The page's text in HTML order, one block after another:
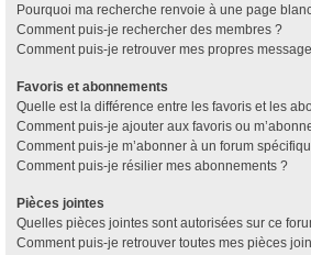
Pourquoi ma recherche renvoie à une page
Comment puis-je rechercher des membres ?
Comment puis-je retrouver mes propres
Favoris et abonnements
Quelle est la différence entre les favoris et les
Comment puis-je ajouter aux favoris ou
Comment puis-je m’abonner à un forum
Comment puis-je résilier mes abonnements ?
Pièces jointes
Quelles pièces jointes sont autorisées sur ce
Comment puis-je retrouver toutes mes pièces